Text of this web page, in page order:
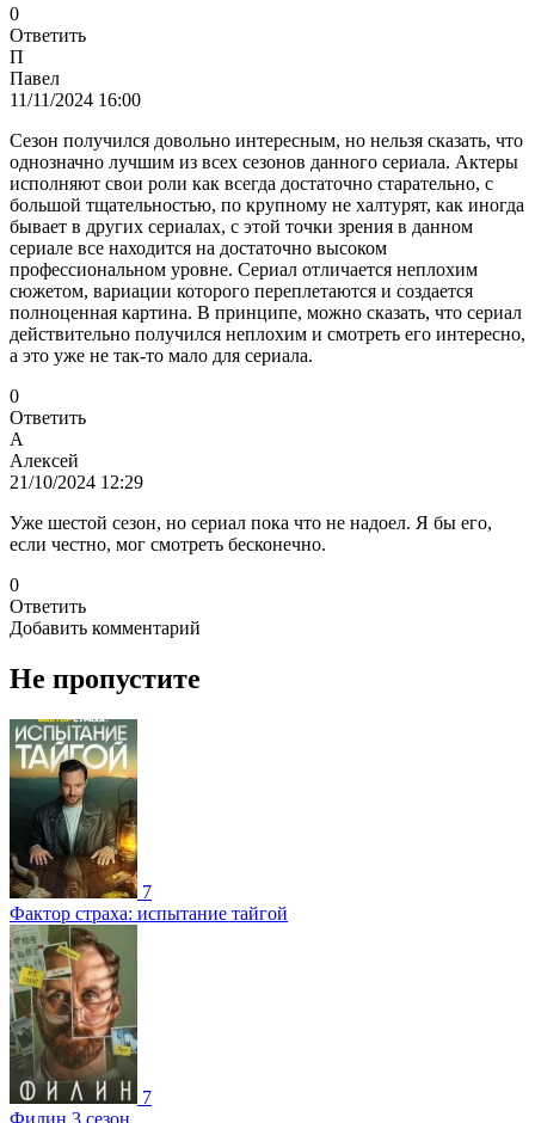
0
Ответить
П
Павел
11/11/2024 16:00
Сезон получился довольно интересным, но нельзя сказать, что
однозначно лучшим из всех сезонов данного сериала. Актеры
исполняют свои роли как всегда достаточно старательно, с
большой тщательностью, по крупному не халтурят, как иногда
бывает в других сериалах, с этой точки зрения в данном
сериале все находится на достаточно высоком
профессиональном уровне. Сериал отличается неплохим
сюжетом, вариации которого переплетаются и создается
полноценная картина. В принципе, можно сказать, что сериал
действительно получился неплохим и смотреть его интересно,
а это уже не так-то мало для сериала.
0
Ответить
А
Алексей
21/10/2024 12:29
Уже шестой сезон, но сериал пока что не надоел. Я бы его,
если честно, мог смотреть бесконечно.
0
Ответить
Добавить комментарий
Не пропустите
7
Фактор страха: испытание тайгой
7
Филин 3 сезон